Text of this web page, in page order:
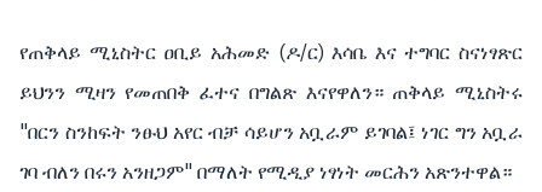
የጠቅላይ ሚኒስትር ዐቢይ አሕመድ (ዶ/ር) እሳቤ እና ተግባር ስናነፃጽር
ይህንን ሚዛን የመጠበቅ ፈተና በግልጽ እናየዋለን። ጠቅላይ ሚኒስትሩ
"በርን ስንከፍት ንፁህ አየር ብቻ ሳይሆን አቧራም ይገባል፤ ነገር ግን አቧራ
ገባ ብለን በሩን አንዘጋም" በማለት የሚዲያ ነፃነት መርሕን አጽንተዋል።